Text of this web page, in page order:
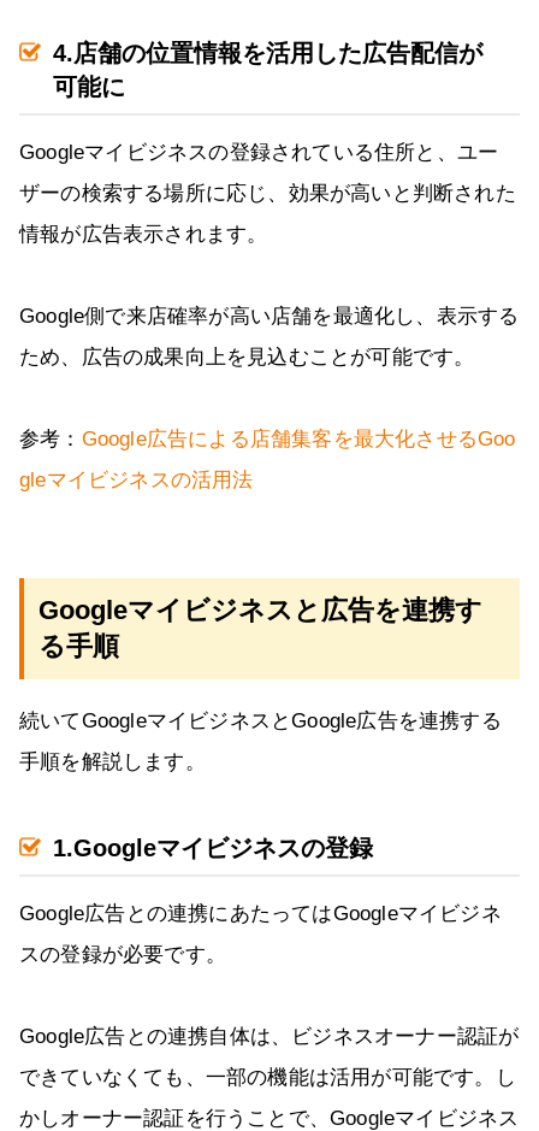
4.店舗の位置情報を活用した広告配信が
可能に
Googleマイビジネスの登録されている住所と、ユー
ザーの検索する場所に応じ、効果が高いと判断された
情報が広告表示されます。
Google側で来店確率が高い店舗を最適化し、表示する
ため、広告の成果向上を見込むことが可能です。
参考： Google広告による店舗集客を最大化させるGoo
gleマイビジネスの活用法
Googleマイビジネスと広告を連携す
る手順
続いてGoogleマイビジネスとGoogle広告を連携する
手順を解説します。
1.Googleマイビジネスの登録
Google広告との連携にあたってはGoogleマイビジネ
スの登録が必要です。
Google広告との連携自体は、ビジネスオーナー認証が
できていなくても、一部の機能は活用が可能です。し
かしオーナー認証を行うことで、Googleマイビジネス